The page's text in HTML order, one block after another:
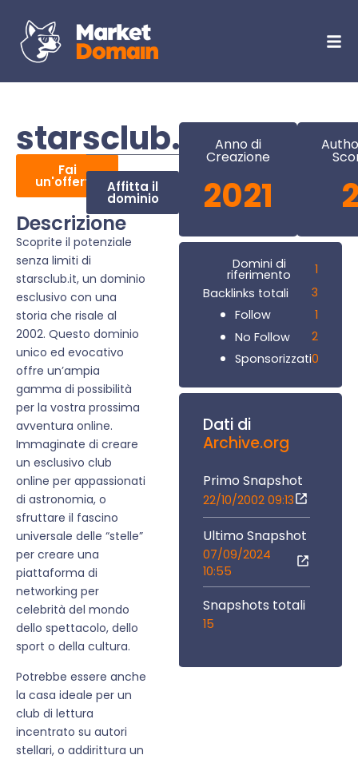
starsclub.it
Fai
un'offerta Affitta il
dominio
Descrizione
Scoprite il potenziale
senza limiti di
starsclub.it, un dominio
esclusivo con una
storia che risale al
2002. Questo dominio
unico ed evocativo
offre un’ampia
gamma di possibilità
per la vostra prossima
avventura online.
Immaginate di creare
un esclusivo club
online per appassionati
di astronomia, o
sfruttare il fascino
universale delle “stelle”
per creare una
piattaforma di
networking per
celebrità del mondo
dello spettacolo, dello
sport o della cultura.
Potrebbe essere anche
la casa ideale per un
club di lettura
incentrato su autori
stellari, o addirittura un
Anno di
Creazione
2021
Domini di
riferimento
1
Backlinks totali
3
Follow
1
No Follow
2
Sponsorizzati0
Dati di
Archive.org
Primo Snapshot
22/10/2002 09:13
Ultimo Snapshot
07/09/2024
10:55
Snapshots totali
15